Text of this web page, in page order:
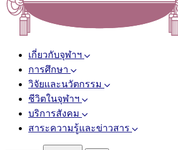
เกี่ยวกับจุฬาฯ
การศึกษา
วิจัยและนวัตกรรม
ชีวิตในจุฬาฯ
บริการสังคม
สาระความรู้และข่าวสาร